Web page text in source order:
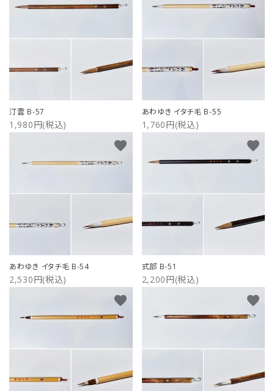
汀雲 B-57
1,980円(税込)
あわゆき イタチ毛 B-55
1,760円(税込)
あわゆき イタチ毛 B-54
2,530円(税込)
favorite
式部 B-51
2,200円(税込)
favorite
favorite favorite